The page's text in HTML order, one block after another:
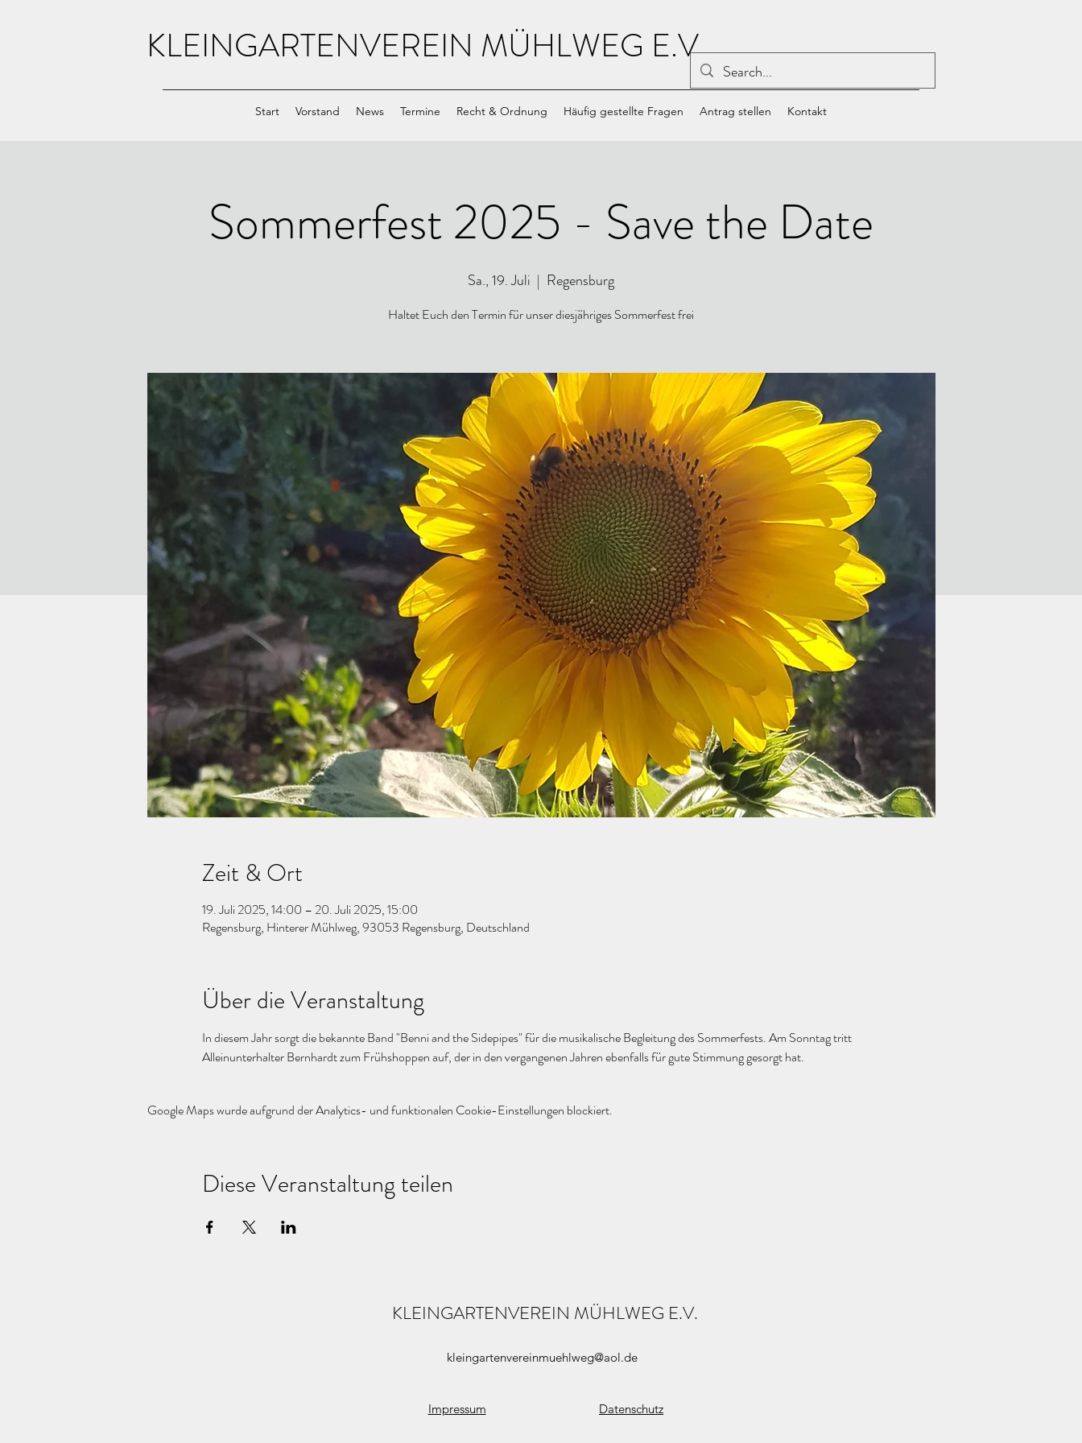
KLEINGARTENVEREIN MÜHLWEG E.V.
Start Vorstand News Termine Recht & Ordnung Häufig gestellte Fragen Antrag stellen Kontakt
Sommerfest 2025 - Save the Date
Sa., 19. Juli
  |
Regensburg
Haltet Euch den Termin für unser diesjähriges Sommerfest frei
Zeit & Ort
19. Juli 2025, 14:00 – 20. Juli 2025, 15:00
Regensburg, Hinterer Mühlweg, 93053 Regensburg, Deutschland
Über die Veranstaltung
In diesem Jahr sorgt die bekannte Band "Benni and the Sidepipes" für die musikalische Begleitung des Sommerfests. Am Sonntag tritt
Alleinunterhalter Bernhardt zum Frühshoppen auf, der in den vergangenen Jahren ebenfalls für gute Stimmung gesorgt hat.
Google Maps wurde aufgrund der Analytics- und funktionalen Cookie-Einstellungen blockiert.
Diese Veranstaltung teilen
KLEINGARTENVEREIN MÜHLWEG E.V.
kleingartenvereinmuehlweg@aol.de
Impressum Datenschutz